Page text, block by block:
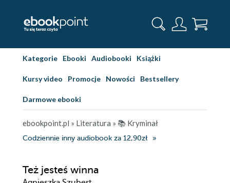
Kategorie Ebooki Audiobooki Książki
Kursy video Promocje Nowości Bestsellery
Darmowe ebooki
ebookpoint.pl » Literatura » 📚 Kryminał
Codziennie inny audiobook za 12,90zł
Też jesteś winna